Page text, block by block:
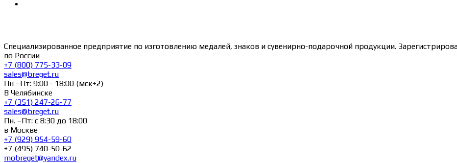
Специализированное предприятие по изготовлению медалей, знаков и сувенирно-подарочной продукции.
по России
+7 (800) 775-33-09
sales@breget.ru
Пн –Пт: 9:00 - 18:00 (мск+2)
В Челябинске
+7 (351) 247-26-77
sales@breget.ru
Пн. –Пт: с 8:30 до 18:00
в Москве
+7 (929) 954-59-60
+7 (495) 740-50-62
mobreget@yandex.ru